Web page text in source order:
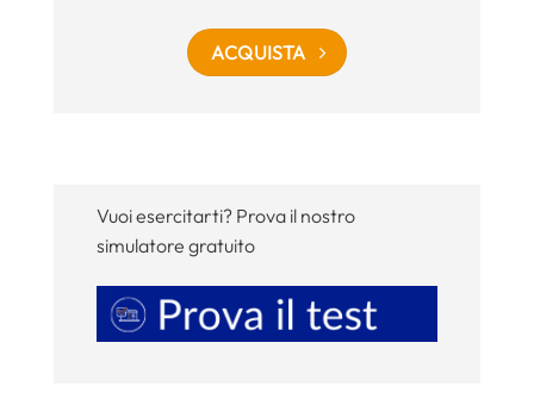
ACQUISTA
Vuoi esercitarti? Prova il nostro
simulatore gratuito